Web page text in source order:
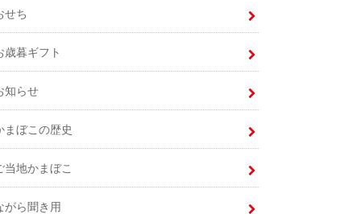
せち
歳暮ギフト
知らせ
まぼこの歴史
当地かまぼこ
がら聞き用